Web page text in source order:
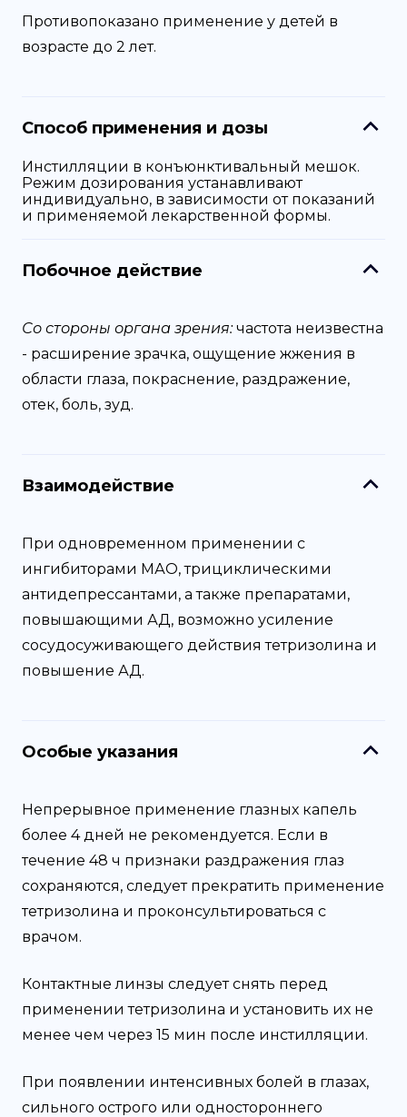
Противопоказано применение у детей в
возрасте до 2 лет.
Способ применения и дозы
Инстилляции в конъюнктивальный мешок.
Режим дозирования устанавливают
индивидуально, в зависимости от показаний
и применяемой лекарственной формы.
Побочное действие
Со стороны органа зрения:частота неизвестна
- расширение зрачка, ощущение жжения в
области глаза, покраснение, раздражение,
отек, боль, зуд.
Взаимодействие
При одновременном применении с
ингибиторами МАО, трициклическими
антидепрессантами, а также препаратами,
повышающими АД, возможно усиление
сосудосуживающего действия тетризолина и
повышение АД.
Особые указания
Непрерывное применение глазных капель
более 4 дней не рекомендуется. Если в
течение 48 ч признаки раздражения глаз
сохраняются, следует прекратить применение
тетризолина и проконсультироваться с
врачом.
Контактные линзы следует снять перед
применении тетризолина и установить их не
менее чем через 15 мин после инстилляции.
При появлении интенсивных болей в глазах,
сильного острого или одностороннего